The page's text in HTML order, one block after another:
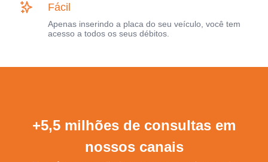
Fácil
Apenas inserindo a placa do seu veículo, você tem
acesso a todos os seus débitos.
+5,5 milhões de consultas em
nossos canais